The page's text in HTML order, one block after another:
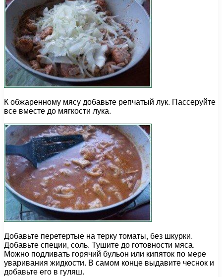
К обжаренному мясу добавьте репчатый лук. Пассеруйте
все вместе до мягкости лука.
Добавьте перетертые на терку томаты, без шкурки.
Добавьте специи, соль. Тушите до готовности мяса.
Можно подливать горячий бульон или кипяток по мере
уваривания жидкости. В самом конце выдавите чеснок и
добавьте его в гуляш.